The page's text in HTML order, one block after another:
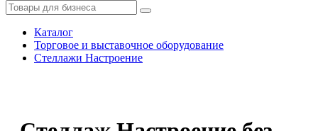
Каталог
Торговое и выставочное оборудование
Стеллажи Настроение